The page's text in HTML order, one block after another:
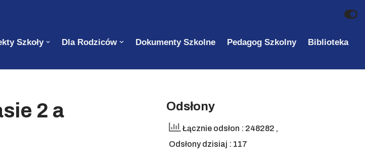
Szkoły Dla Rodziców Dokumenty Szkolne Pedagog Szkolny
Biblioteka
2 a Odsłony
Łącznie odsłon : 248282 ,
Odsłony dzisiaj : 117